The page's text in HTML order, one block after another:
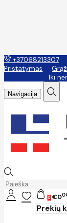
+37068213307
Pristatymas
Iki
Navigacija
0 €0
Prekių